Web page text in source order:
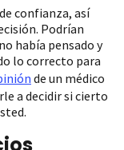
confianza, así
Podrían
había pensado y
lo correcto para
de un médico
a decidir si cierto